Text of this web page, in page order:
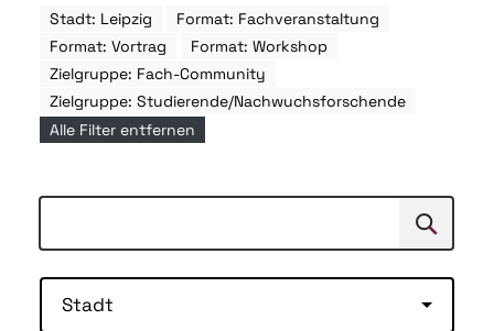
Stadt: Leipzig
Format: Fachveranstaltung
Format: Vortrag
Format: Workshop
Zielgruppe: Fach-Community
Zielgruppe: Studierende/Nachwuchsforschende
Alle Filter entfernen
Suchen
Stadt